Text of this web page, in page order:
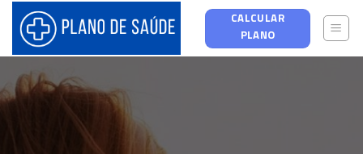
content
CALCULAR
PLANO